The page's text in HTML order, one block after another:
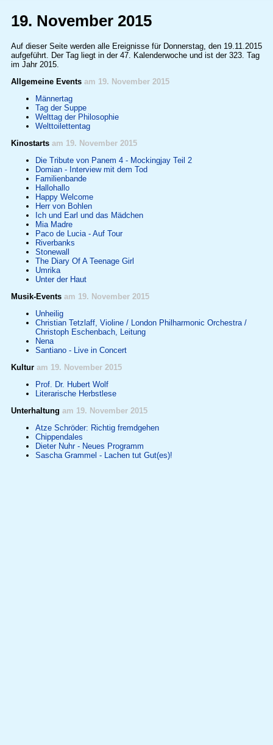
19. November 2015
Auf dieser Seite werden alle Ereignisse für Donnerstag, den 19.11.2015
aufgeführt. Der Tag liegt in der 47. Kalenderwoche und ist der 323. Tag
im Jahr 2015.
Allgemeine Events am 19. November 2015
Männertag
Tag der Suppe
Welttag der Philosophie
Welttoilettentag
Kinostarts am 19. November 2015
Die Tribute von Panem 4 - Mockingjay Teil 2
Domian - Interview mit dem Tod
Familienbande
Hallohallo
Happy Welcome
Herr von Bohlen
Ich und Earl und das Mädchen
Mia Madre
Paco de Lucia - Auf Tour
Riverbanks
Stonewall
The Diary Of A Teenage Girl
Umrika
Unter der Haut
Musik-Events am 19. November 2015
Unheilig
Christian Tetzlaff, Violine / London Philharmonic Orchestra /
Christoph Eschenbach, Leitung
Nena
Santiano - Live in Concert
Kultur am 19. November 2015
Prof. Dr. Hubert Wolf
Literarische Herbstlese
Unterhaltung am 19. November 2015
Atze Schröder: Richtig fremdgehen
Chippendales
Dieter Nuhr - Neues Programm
Sascha Grammel - Lachen tut Gut(es)!